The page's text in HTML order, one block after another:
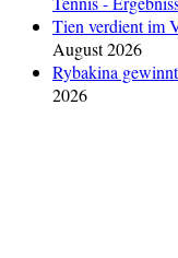
Tien verdient im
August 2026
Rybakina
2026